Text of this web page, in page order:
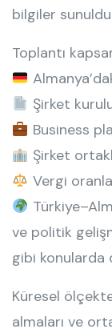
bilgiler
Toplantı
Şirket
Business
Şirket
Vergi
ve politik
gibi konularda
Küresel
almaları ve